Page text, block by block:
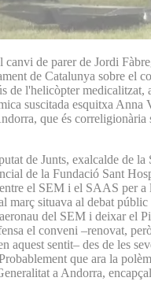
de parer de Jordi
de Catalunya sobre el
de l'helicòpter medicalitzat,
suscitada esquitxa Anna
que és correligionària
de Junts, exalcalde de la
de la Fundació Sant
el SEM i el SAAS per a
març situava al debat
del SEM i deixar el
el conveni –renovat,
aquest sentit– des de les
que ara la
a Andorra,